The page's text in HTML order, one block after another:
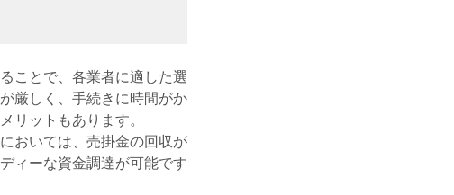
ことで、各業者に適した選
厳しく、手続きに時間がか
リットもあります。
おいては、売掛金の回収が
ィーな資金調達が可能です